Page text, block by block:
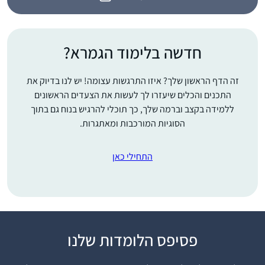
חדשה בלימוד הגמרא?
זה הדף הראשון שלך? איזו התרגשות עצומה! יש לנו בדיוק את
התכנים והכלים שיעזרו לך לעשות את הצעדים הראשונים
ללמידה בקצב וברמה שלך, כך תוכלי להרגיש בנוח גם בתוך
הסוגיות המורכבות ומאתגרות.
התחילי כאן
פסיפס הלומדות שלנו
ממסכת נידה כי זה היה
חומר הלימוד שלי אז.